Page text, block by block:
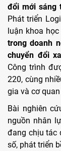
đổi mới sáng
Phát triển
luận khoa học
trong doanh
chuyển đổi
Công trình
220, cùng
gia và cơ
Bài nghiên
nguồn nhân
đang chịu tác
số, phát triển